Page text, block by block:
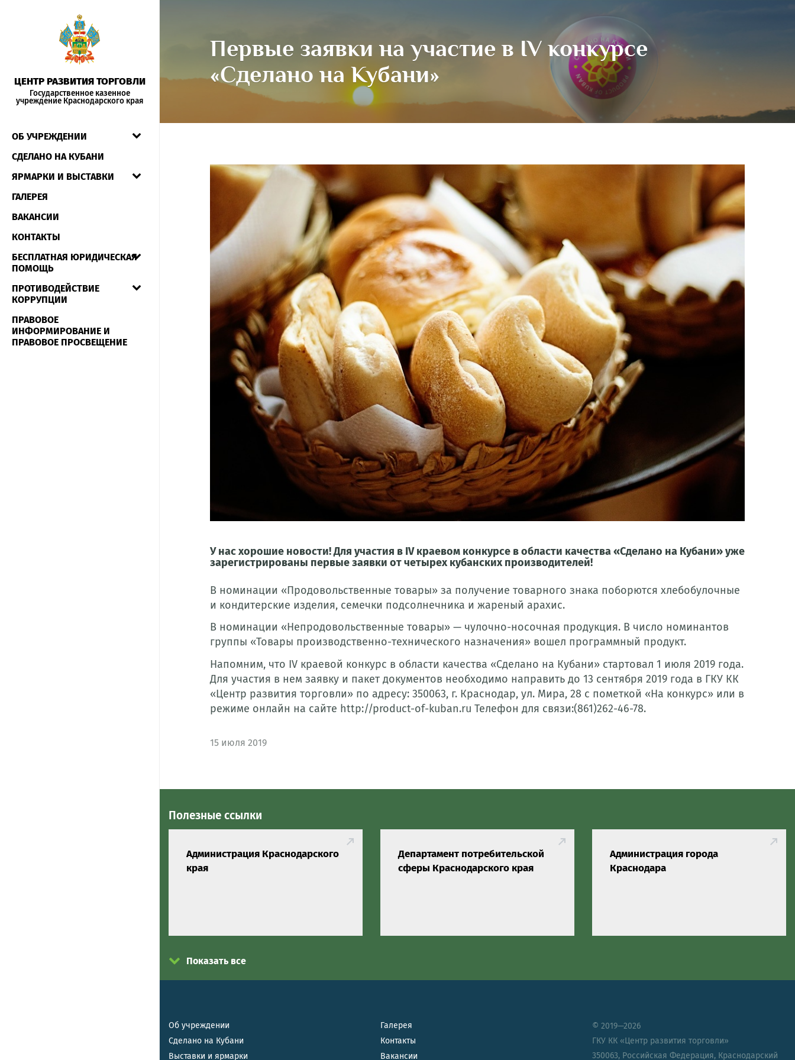
ЦЕНТР РАЗВИТИЯ ТОРГОВЛИ
Государственное казенное
учреждение Краснодарского края
ОБ УЧРЕЖДЕНИИ
СДЕЛАНО НА КУБАНИ
ЯРМАРКИ И ВЫСТАВКИ
ГАЛЕРЕЯ
ВАКАНСИИ
КОНТАКТЫ
БЕСПЛАТНАЯ ЮРИДИЧЕСКАЯ
ПОМОЩЬ
ПРОТИВОДЕЙСТВИЕ
КОРРУПЦИИ
ПРАВОВОЕ
ИНФОРМИРОВАНИЕ И
ПРАВОВОЕ ПРОСВЕЩЕНИЕ
Первые заявки на участие в IV конкурсе
«Сделано на Кубани»
У нас хорошие новости! Для участия в IV краевом конкурсе в области качества «Сделано на Кубани» уже
зарегистрированы первые заявки от четырех кубанских производителей!
В номинации «Продовольственные товары» за получение товарного знака поборются хлебобулочные
и кондитерские изделия, семечки подсолнечника и жареный арахис.
В номинации «Непродовольственные товары» — чулочно-носочная продукция. В число номинантов
группы «Товары производственно-технического назначения» вошел программный продукт.
Напомним, что IV краевой конкурс в области качества «Сделано на Кубани» стартовал 1 июля 2019 года.
Для участия в нем заявку и пакет документов необходимо направить до 13 сентября 2019 года в ГКУ КК
«Центр развития торговли» по адресу: 350063, г. Краснодар, ул. Мира, 28 с пометкой «На конкурс» или в
режиме онлайн на сайте http://product-of-kuban.ru Телефон для связи:(861)262-46-78.
15 июля 2019
Полезные ссылки
Администрация Краснодарского
края
Департамент потребительской
сферы Краснодарского края
Администрация города
Краснодара
Показать все
Об учреждении
Сделано на Кубани
Выставки и ярмарки
Галерея
Контакты
Вакансии
© 2019—2026
ГКУ КК «Центр развития торговли»
350063, Российская Федерация, Краснодарский